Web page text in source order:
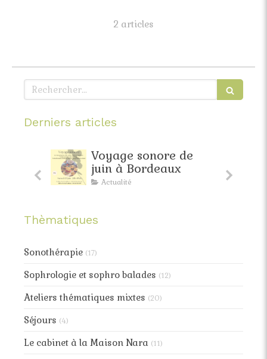
2 articles
Rechercher
Derniers articles
Voyage sonore de
juin à Bordeaux
Actualité
Thèmatiques
Sonothérapie (17)
Sophrologie et sophro balades (12)
Ateliers thématiques mixtes (20)
Séjours (4)
Le cabinet à la Maison Nara (11)